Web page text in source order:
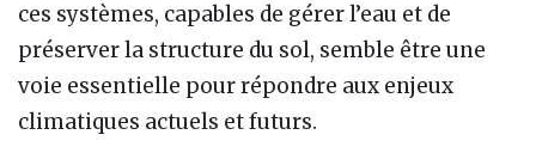
ces systèmes, capables de gérer l’eau et de
préserver la structure du sol, semble être une
voie essentielle pour répondre aux enjeux
climatiques actuels et futurs.